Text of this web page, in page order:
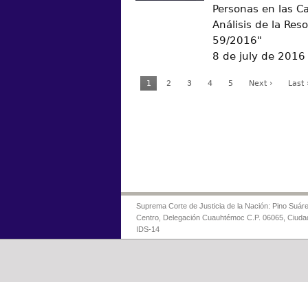
Personas en las
Análisis de la
59/2016"
8 de july de 2016
1 2 3 4 5 Next › Last
Suprema Corte de Justicia de la Nación: Pino
Centro, Delegación Cuauhtémoc C.P. 06065,
IDS-14